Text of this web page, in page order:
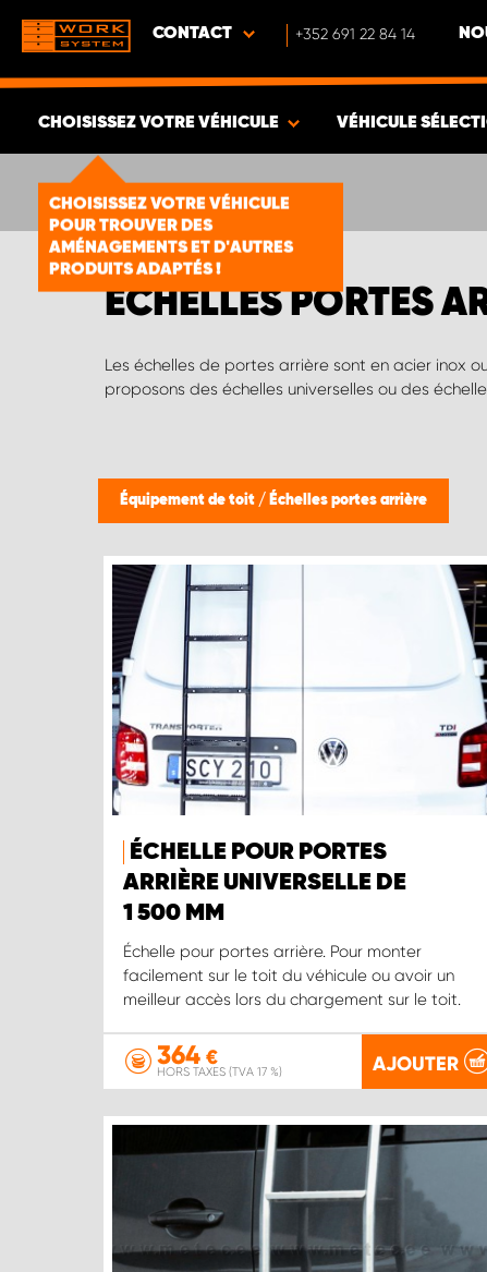
CONTACT +352 691 22 84 14
CHOISISSEZ VOTRE VÉHICULE
CHOISISSEZ VOTRE VÉHICULE
POUR TROUVER DES
AMÉNAGEMENTS ET D'AUTRES
PRODUITS ADAPTÉS !
VOIR LES RÉSULTATS -1878ARTICLES
VÉHICULE
ÉCHELLES PORTES
Les échelles de portes arrière sont en acier inox
proposons des échelles universelles ou des
Équipement de toit / Échelles portes arrière
ÉCHELLE POUR PORTES
ARRIÈRE UNIVERSELLE DE
1 500 MM
Échelle pour portes arrière. Pour monter
facilement sur le toit du véhicule ou avoir un
meilleur accès lors du chargement sur le toit.
364 €
HORS TAXES (TVA 17 %) AJOUTER